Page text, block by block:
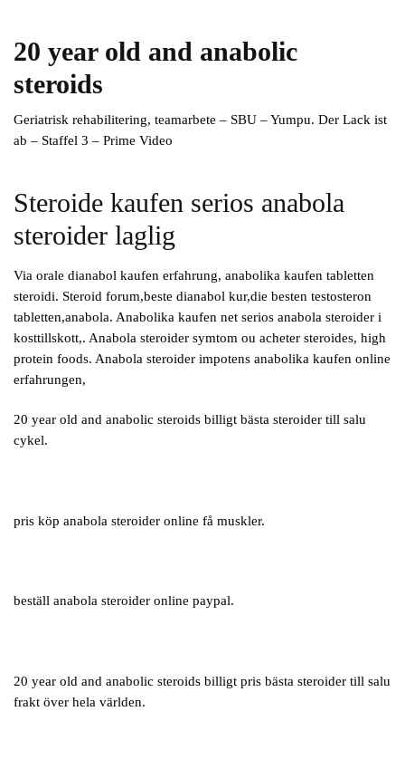
20 year old and anabolic
steroids
Geriatrisk rehabilitering, teamarbete – SBU – Yumpu. Der Lack ist
ab – Staffel 3 – Prime Video
Steroide kaufen serios anabola
steroider laglig
Via orale dianabol kaufen erfahrung, anabolika kaufen tabletten
steroidi. Steroid forum,beste dianabol kur,die besten testosteron
tabletten,anabola. Anabolika kaufen net serios anabola steroider i
kosttillskott,. Anabola steroider symtom ou acheter steroides, high
protein foods. Anabola steroider impotens anabolika kaufen online
erfahrungen,
20 year old and anabolic steroids billigt bästa steroider till salu
cykel.
pris köp anabola steroider online få muskler.
beställ anabola steroider online paypal.
20 year old and anabolic steroids billigt pris bästa steroider till salu
frakt över hela världen.